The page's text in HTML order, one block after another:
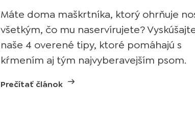
Máte doma maškrtníka, ktorý ohrňuje
všetkým, čo mu naservírujete?
naše 4 overené tipy, ktoré pomáhajú s
kŕmením aj tým najvyberavejším psom.
Prečítať článok